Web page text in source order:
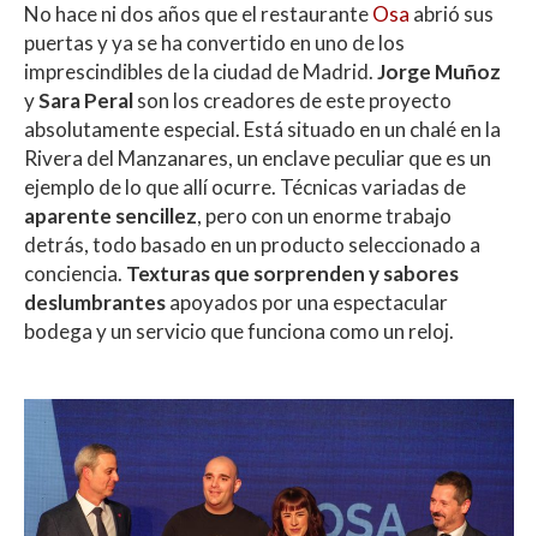
No hace ni dos años que el restauranteOsa abrió sus
puertas y ya se ha convertido en uno de los
imprescindibles de la ciudad de Madrid.Jorge Muñoz
ySara Peralson los creadores de este proyecto
absolutamente especial. Está situado en un chalé en la
Rivera del Manzanares, un enclave peculiar que es un
ejemplo de lo que allí ocurre. Técnicas variadas de
aparente sencillez, pero con un enorme trabajo
detrás, todo basado en un producto seleccionado a
conciencia. Texturas que sorprenden y sabores
deslumbrantesapoyados por una espectacular
bodega y un servicio que funciona como un reloj.